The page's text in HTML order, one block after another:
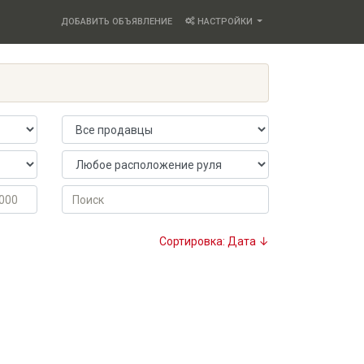
ДОБАВИТЬ ОБЪЯВЛЕНИЕ НАСТРОЙКИ
Продавец
Расположение руля
Поиск
Сортировка: Дата ↓